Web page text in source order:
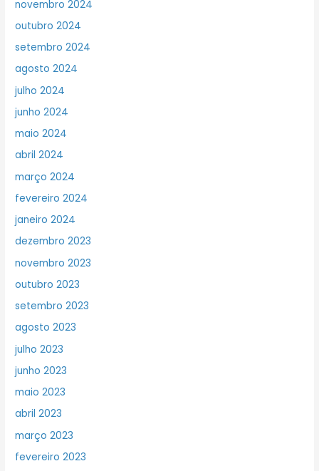
novembro 2024
outubro 2024
setembro 2024
agosto 2024
julho 2024
junho 2024
maio 2024
abril 2024
março 2024
fevereiro 2024
janeiro 2024
dezembro 2023
novembro 2023
outubro 2023
setembro 2023
agosto 2023
julho 2023
junho 2023
maio 2023
abril 2023
março 2023
fevereiro 2023